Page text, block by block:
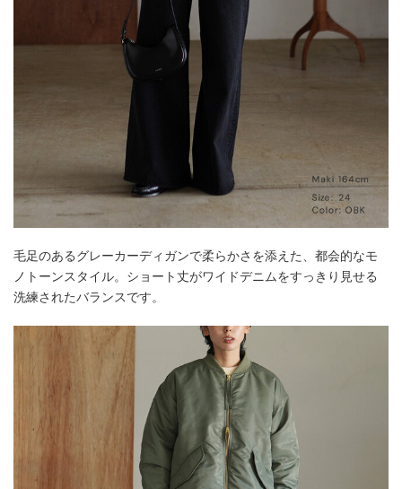
毛足のあるグレーカーディガンで柔らかさを添えた、都会的なモ
ノトーンスタイル。ショート丈がワイドデニムをすっきり見せる
洗練されたバランスです。